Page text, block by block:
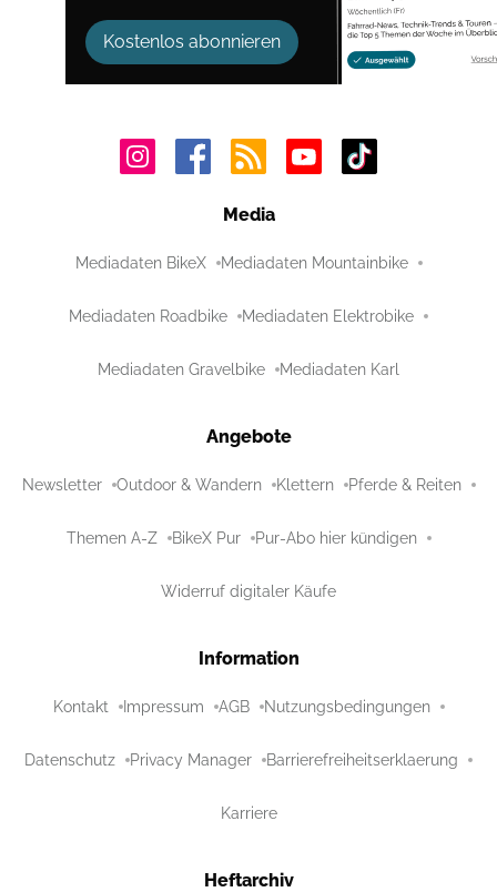
Kostenlos abonnieren
Media
Mediadaten BikeX Mediadaten Mountainbike
Mediadaten Roadbike Mediadaten Elektrobike
Mediadaten Gravelbike Mediadaten Karl
Angebote
Newsletter Outdoor & Wandern Klettern Pferde & Reiten
Themen A-Z BikeX Pur Pur-Abo hier kündigen
Widerruf digitaler Käufe
Information
Kontakt Impressum AGB Nutzungsbedingungen
Datenschutz Privacy Manager Barrierefreiheitserklaerung
Karriere
Heftarchiv